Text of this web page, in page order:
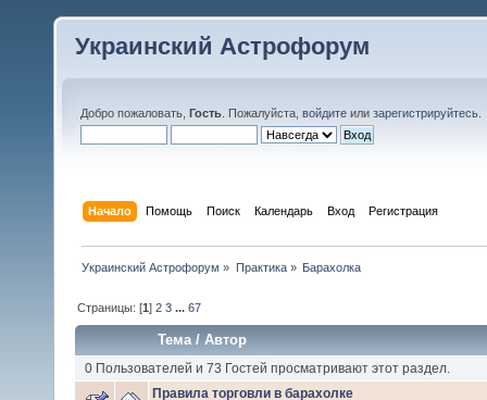
Украинский Астрофорум
Добро пожаловать, Гость . Пожалуйста, войдите или зарегистрируйтесь
Начало Помощь Поиск Календарь Вход Регистрация
Украинский Астрофорум » Практика» Барахолка
Страницы: [1]2 3 ...67
Тема/Автор
0 Пользователей и 73 Гостей просматривают этот раздел.
Правила торговли в барахолке